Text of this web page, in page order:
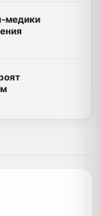
медики